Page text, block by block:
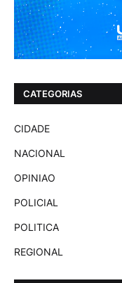
CATEGORIAS
CIDADE
NACIONAL
OPINIAO
POLICIAL
POLITICA
REGIONAL